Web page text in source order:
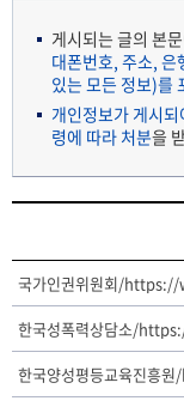
게시되는 글의 본
대폰번호, 주소, 은
있는 모든 정보)를
개인정보가 게시
령에 따라 처분을
한국성폭력상담소/
한국양성평등교육진흥